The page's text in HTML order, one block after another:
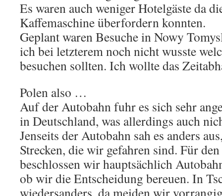
Es waren auch weniger Hotelgäste da
Kaffemaschine überfordern konnten.
Geplant waren Besuche in Nowy
ich bei letzterem noch nicht wusste
besuchen sollten. Ich wollte das
Polen also …
Auf der Autobahn fuhr es sich sehr
in Deutschland, was allerdings auch
Jenseits der Autobahn sah es anders
Strecken, die wir gefahren sind. Für
beschlossen wir hauptsächlich
ob wir die Entscheidung bereuen. In
wiedersanders, da meiden wir